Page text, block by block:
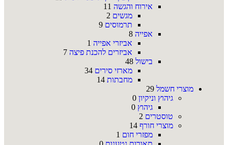
אירוח והגשה 11
מגשים 2
תרמוסים 9
אפייה 8
אביזרי אפייה 1
אביזרים להכנת פיצה 7
בישול 48
מארזי סירים 34
מחבתות 14
מוצרי חשמל 29
גיהוץ וניקיון 0
גיהוץ 0
טוסטרים 2
מוצרי חורף 14
מפזרי חום 1